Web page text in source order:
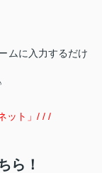
ムに入力するだけ
ット」/ / /
ら！